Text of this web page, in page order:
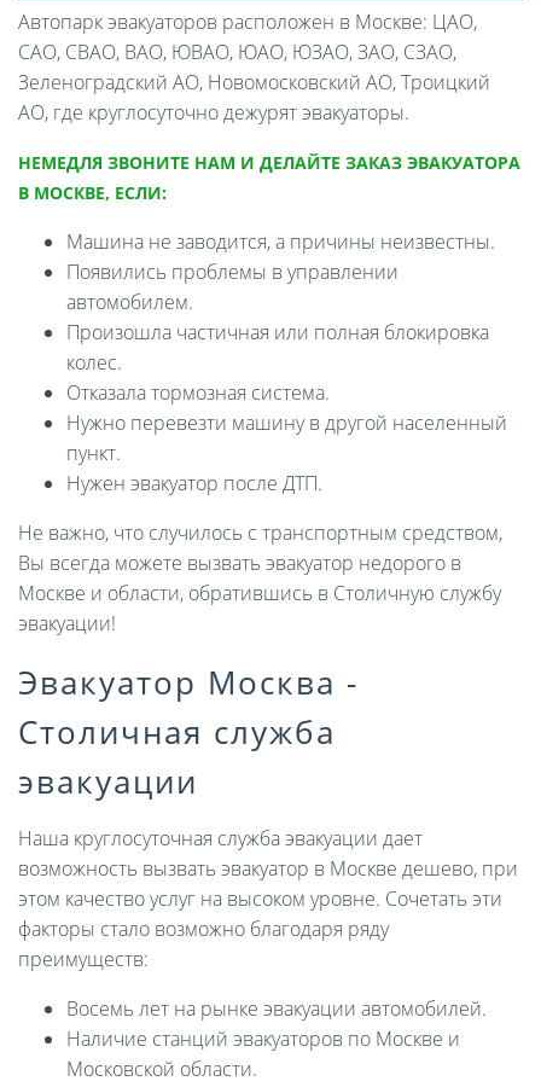
Автопарк эвакуаторов расположен в Москве: ЦАО,
САО, СВАО, ВАО, ЮВАО, ЮАО, ЮЗАО, ЗАО, СЗАО,
Зеленоградский АО, Новомосковский АО, Троицкий
АО, где круглосуточно дежурят эвакуаторы.
НЕМЕДЛЯ ЗВОНИТЕ НАМ И ДЕЛАЙТЕ ЗАКАЗ ЭВАКУАТОРА
В МОСКВЕ, ЕСЛИ:
Машина не заводится, а причины неизвестны.
Появились проблемы в управлении
автомобилем.
Произошла частичная или полная блокировка
колес.
Отказала тормозная система.
Нужно перевезти машину в другой населенный
пункт.
Нужен эвакуатор после ДТП.
Не важно, что случилось с транспортным средством,
Вы всегда можете вызвать эвакуатор недорого в
Москве и области, обратившись в Столичную службу
эвакуации!
Эвакуатор Москва -
Столичная служба
эвакуации
Наша круглосуточная служба эвакуации дает
возможность вызвать эвакуатор в Москве дешево, при
этом качество услуг на высоком уровне. Сочетать эти
факторы стало возможно благодаря ряду
преимуществ:
Восемь лет на рынке эвакуации автомобилей.
Наличие станций эвакуаторов по Москве и
Московской области.